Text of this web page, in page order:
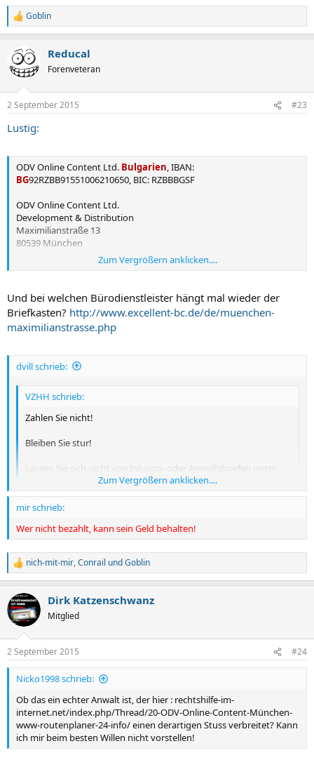
R
e
k
t
i
e
:
Goblin
Reducal
Forenveteran
2 September 2015 #23
Lustig:
ODV Online Content Ltd. Bulgarien IBAN:
BG92RZBB91551006210650, BIC: RZBBBGSF
ODV Online Content Ltd.
Development & Distribution
Maximilianstraße 13
80539 München
Telefon: 01805 / 99 60 44 0 14Cent/Min. aus dem Festnetz
Zum Vergrößern anklicken....
Und bei welchen Bürodienstleister hängt mal wieder der
Briefkasten? http://www.excellent-bc.de/de/muenchen-
maximilianstrasse.php
dvill schrieb:
VZHH schrieb:
Zahlen Sie nicht!
Bleiben Sie stur!
Lassen Sie sich nicht von Inkasso- oder Anwaltsbriefen unter
Zum Vergrößern anklicken....
Zum Vergrößern anklicken....
mir schrieb:
Wer nicht bezahlt, kann sein Geld behalten!
R
e
k
t
i
e
n
nich-mit-mir,Conrail undGoblin
Dirk Katzenschwanz
Mitglied
2 September 2015 #24
Nicko1998 schrieb:
Ob das ein echter Anwalt ist, der hier : rechtshilfe-im-
internet.net/index.php/Thread/20-ODV-Online-Content-München-
www-routenplaner-24-info/ einen derartigen Stuss verbreitet? Kann
ich mir beim besten Willen nicht vorstellen!